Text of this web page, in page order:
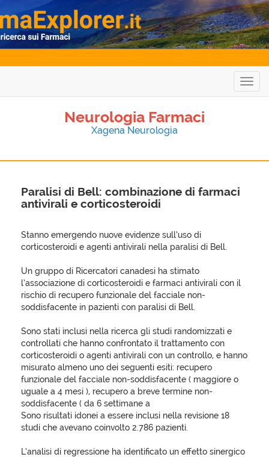
Neurologia Farmaci
Xagena Neurologia
Paralisi di Bell: combinazione di farmaci
antivirali e corticosteroidi
Stanno emergendo nuove evidenze sull’uso di
corticosteroidi e agenti antivirali nella paralisi di Bell.
Un gruppo di Ricercatori canadesi ha stimato
l’associazione di corticosteroidi e farmaci antivirali con il
rischio di recupero funzionale del facciale non-
soddisfacente in pazienti con paralisi di Bell.
Sono stati inclusi nella ricerca gli studi randomizzati e
controllati che hanno confrontato il trattamento con
corticosteroidi o agenti antivirali con un controllo, e hanno
misurato almeno uno dei seguenti esiti: recupero
funzionale del facciale non-soddisfacente ( maggiore o
uguale a 4 mesi ), recupero a breve termine non-
soddisfacente ( da 6 settimane a
Sono risultati idonei a essere inclusi nella revisione 18
studi che avevano coinvolto 2.786 pazienti.
L’analisi di regressione ha identificato un effetto sinergico